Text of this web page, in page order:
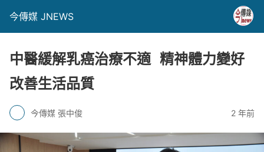
今傳媒 JNEWS
中醫緩解乳癌治療不適 精神體力變好
改善生活品質
今傳媒 張中俊 2 年前